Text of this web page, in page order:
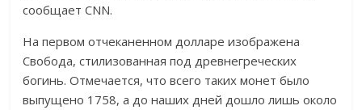
сообщает CNN.
На первом отчеканенном долларе изображена
Свобода, стилизованная под древнегреческих
богинь. Отмечается, что всего таких монет было
выпущено 1758, а до наших дней дошло лишь около